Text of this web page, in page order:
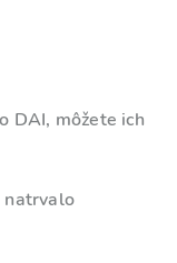
DAI, môžete ich
natrvalo